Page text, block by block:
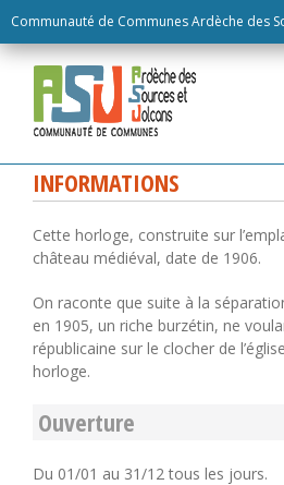
Communauté de Communes Ardèche des
to
content
INFORMATIONS
Cette horloge, construite sur
château médiéval, date de 1906.
On raconte que suite à la
en 1905, un riche burzétin, ne
républicaine sur le clocher de
horloge.
Ouverture
Du 01/01 au 31/12 tous les jours.